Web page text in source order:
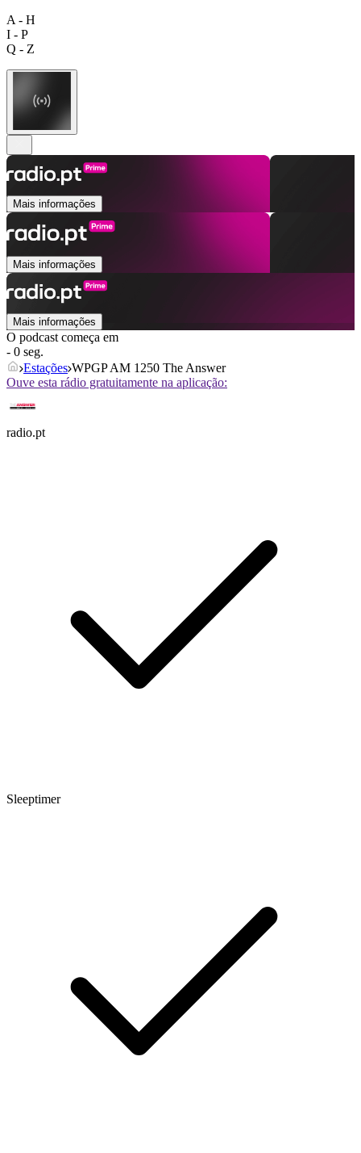
A - H
I - P
Q - Z
Mais informações
Mais informações
Mais informações
O podcast começa em
- 0 seg.
Estações WPGP AM 1250 The Answer
Ouve esta rádio gratuitamente na aplicação:
radio.pt
Sleeptimer